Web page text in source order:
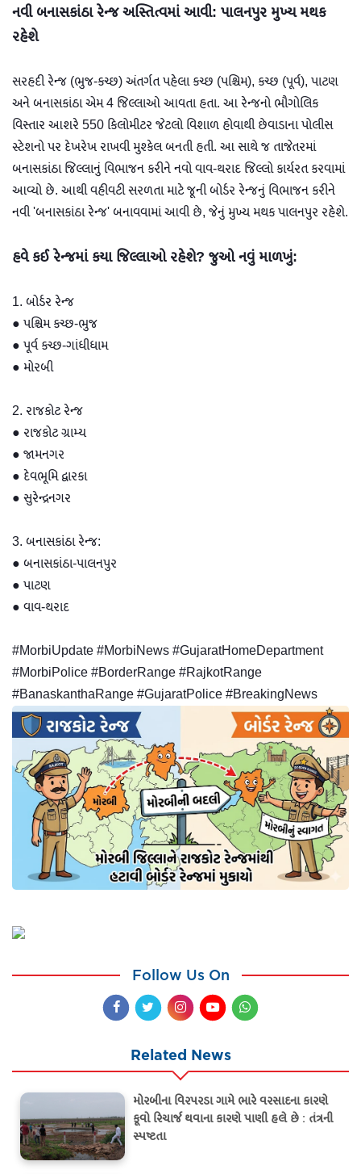
નવી બનાસકાંઠા રેન્જ અસ્તિત્વમાં આવી: પાલનપુર મુખ્ય મથક
રહેશે
સરહદી રેન્જ (ભુજ-કચ્છ) અંતર્ગત પહેલા કચ્છ (પશ્ચિમ), કચ્છ (પૂર્વ), પાટણ
અને બનાસકાંઠા એમ 4 જિલ્લાઓ આવતા હતા. આ રેન્જનો ભૌગોલિક
વિસ્તાર આશરે 550 કિલોમીટર જેટલો વિશાળ હોવાથી છેવાડાના પોલીસ
સ્ટેશનો પર દેખરેખ રાખવી મુશ્કેલ બનતી હતી. આ સાથે જ તાજેતરમાં
બનાસકાંઠા જિલ્લાનું વિભાજન કરીને નવો વાવ-થરાદ જિલ્લો કાર્યરત કરવામાં
આવ્યો છે. આથી વહીવટી સરળતા માટે જૂની બોર્ડર રેન્જનું વિભાજન કરીને
નવી 'બનાસકાંઠા રેન્જ' બનાવવામાં આવી છે, જેનું મુખ્ય મથક પાલનપુર રહેશે.
હવે કઈ રેન્જમાં કયા જિલ્લાઓ રહેશે? જુઓ નવું માળખું:
1. બોર્ડર રેન્જ
● પશ્ચિમ કચ્છ-ભુજ
● પૂર્વ કચ્છ-ગાંધીધામ
● મોરબી
2. રાજકોટ રેન્જ
● રાજકોટ ગ્રામ્ય
● જામનગર
● દેવભૂમિ દ્વારકા
● સુરેન્દ્રનગર
3. બનાસકાંઠા રેન્જ:
● બનાસકાંઠા-પાલનપુર
● પાટણ
● વાવ-થરાદ
#MorbiUpdate #MorbiNews #GujaratHomeDepartment
#MorbiPolice #BorderRange #RajkotRange
#BanaskanthaRange #GujaratPolice #BreakingNews
Follow Us On
Related News
મોરબીના વિરપરડા ગામે ભારે વરસાદના કારણે
કૂવો રિચાર્જ થવાના કારણે પાણી હલે છે : તંત્રની
સ્પષ્ટતા